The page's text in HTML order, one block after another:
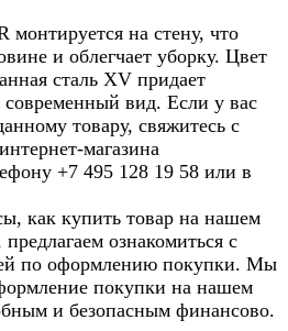
монтируется на стену, что
и облегчает уборку. Цвет
сталь XV придает
вид. Если у вас
товару, свяжитесь с
магазина
+7 495 128 19 58 или в
как купить товар на нашем
предлагаем ознакомиться с
по оформлению покупки. Мы
покупки на нашем
и безопасным финансово.